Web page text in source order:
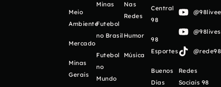
Meio
Ambiente
Mercado
Minas
Gerais
Minas
Futebol
no Brasil
Futebol
no
Mundo
Nas
Redes
Humor
Música
Central
98
98
Esportes
Buenos
Días
Redes
Sociais 98